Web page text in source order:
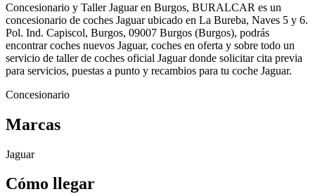
Concesionario y Taller Jaguar en Burgos, BURALCAR es un
concesionario de coches Jaguar ubicado en La Bureba, Naves 5 y 6.
Pol. Ind. Capiscol, Burgos, 09007 Burgos (Burgos), podrás
encontrar coches nuevos Jaguar, coches en oferta y sobre todo un
servicio de taller de coches oficial Jaguar donde solicitar cita previa
para servicios, puestas a punto y recambios para tu coche Jaguar.
Concesionario
Marcas
Jaguar
Cómo llegar